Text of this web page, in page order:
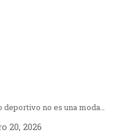
deportivo no es una moda…
20, 2026